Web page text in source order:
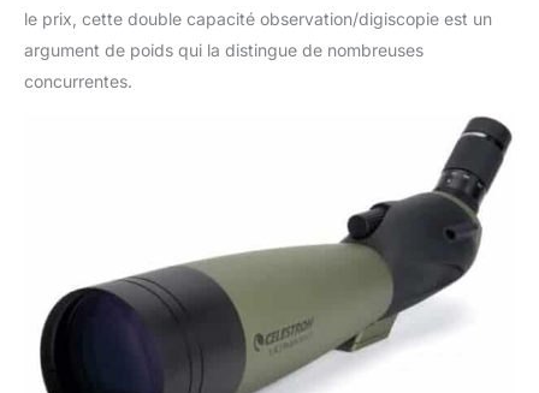
le prix, cette double capacité observation/digiscopie est un
argument de poids qui la distingue de nombreuses
concurrentes.